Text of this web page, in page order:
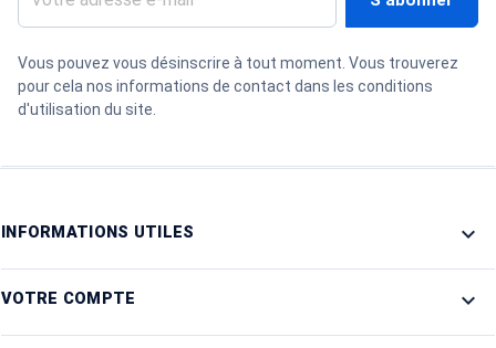
Vous pouvez vous désinscrire à tout moment. Vous trouverez
pour cela nos informations de contact dans les conditions
d'utilisation du site.
INFORMATIONS UTILES 
VOTRE COMPTE 